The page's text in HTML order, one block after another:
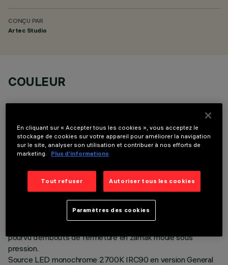
CONÇU PAR
Artec Studio
COULEUR
DONNÉES TECHNIQUES
DERNIÈRE MISE À JOUR: 07/08/2026
Lampe de sol à émission indirecte H=1897 avec profil du
pourvu d’embouts de fermeture en zamak moulé sous
pression.
Source LED monochrome 2700K IRC90 en version General
En cliquant sur « Accepter tous les cookies », vous acceptez le
stockage de cookies sur votre appareil pour améliorer la navigation
sur le site, analyser son utilisation et contribuer à nos efforts de
marketing.
Plus d’informations
Tout refuser Autoriser tous les cookies
Paramètres des cookies